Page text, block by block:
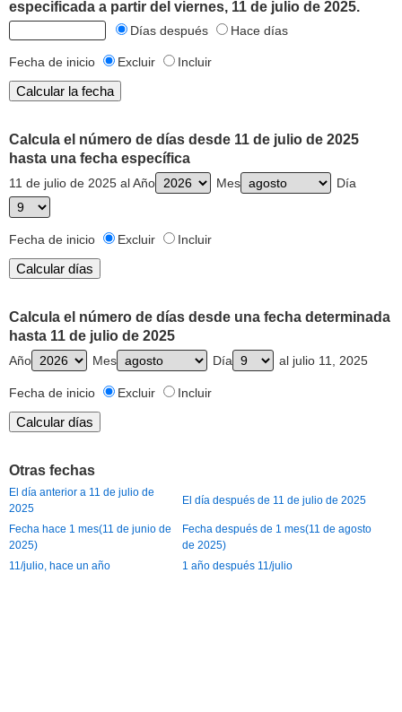
especificada a partir del viernes, 11 de julio de 2025.
Días después Hace días
Fecha de inicio Excluir Incluir
Calcula el número de días desde 11 de julio de 2025
hasta una fecha específica
11 de julio de 2025 al Año Mes Día
Fecha de inicio Excluir Incluir
Calcula el número de días desde una fecha determinada
hasta 11 de julio de 2025
Año Mes Día al julio 11, 2025
Fecha de inicio Excluir Incluir
Otras fechas
El día anterior a 11 de julio de
2025
El día después de 11 de julio de 2025
Fecha hace 1 mes(11 de junio de
2025)
Fecha después de 1 mes(11 de agosto
de 2025)
11/julio, hace un año
1 año después 11/julio